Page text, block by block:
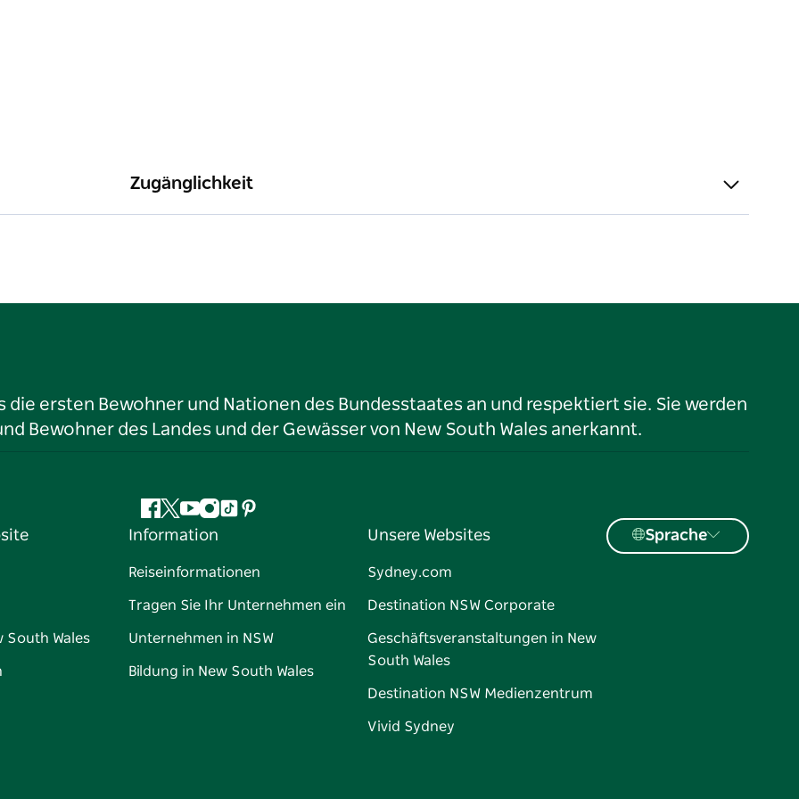
Zugänglichkeit
die ersten Bewohner und Nationen des Bundesstaates an und respektiert sie. Sie werden
Bewohner des Landes und der Gewässer von New South Wales anerkannt.
Facebook
Twitter
YouTube
Instagram
TikTokPinterest
South Wales
Information
Reiseinformationen
Tragen Sie Ihr Unternehmen ein
Unternehmen in NSW
Bildung in New South Wales
Unsere Websites
Sydney.com
Destination NSW Corporate
Geschäftsveranstaltungen in New
South Wales
Destination NSW Medienzentrum
Vivid Sydney
Sprache